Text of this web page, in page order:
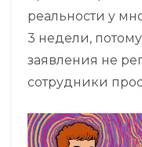
реальности у
3 недели,
заявления не
сотрудники